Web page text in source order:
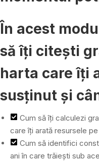
În acest
să îți citești
harta care îți
susținut și
Cum să îți calculezi
care îți arată resursele
Cum să identifici
ani în care trăiești sub